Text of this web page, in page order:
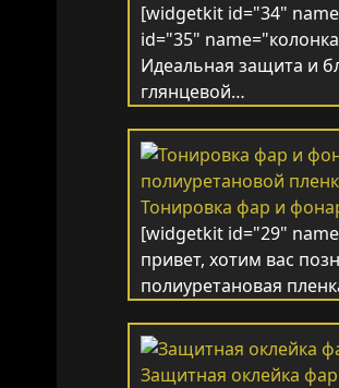
[widgetkit id="34"
id="35"
Идеальная защита и
глянцевой…
Тонировка фар и
[widgetkit id="29"
привет, хотим вас
полиуретановая
Защитная оклейка